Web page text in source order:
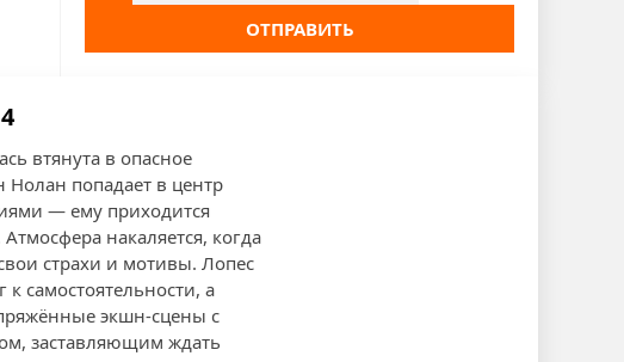
ОТПРАВИТЬ
втянута в опасное
попадает в центр
— ему приходится
накаляется, когда
страхи и мотивы. Лопес
самостоятельности, а
экшн-сцены с
заставляющим ждать